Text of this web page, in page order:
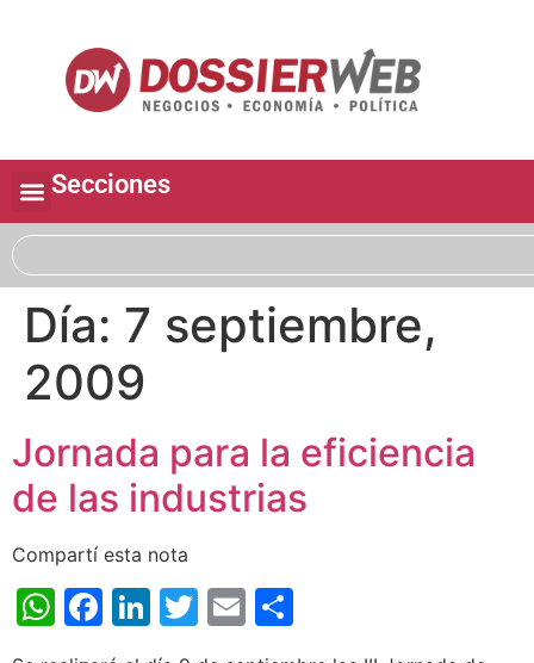
Secciones
Día: 7 septiembre,
2009
Jornada para la eficiencia
de las industrias
Compartí esta nota
WhatsApp
Facebook
LinkedIn
Twitter
Email